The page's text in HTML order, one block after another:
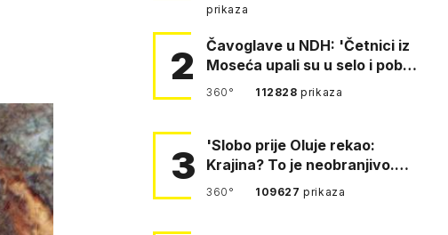
prikaza
2
Čavoglave u NDH: 'Četnici iz
Moseća upali su u selo i pobili
obitelj Perković'
360° 112828prikaza
3
'Slobo prije Oluje rekao:
Krajina? To je neobranjivo.
Tuđmana zvao Krivousti'
360° 109627prikaza